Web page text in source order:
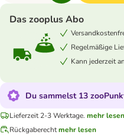
Das zooplus Abo
Regelmäßige
Kann jederzeit
Du sammelst 13
Lieferzeit 2-3 Werktage. mehr lesen
Rückgaberechtmehr lesen